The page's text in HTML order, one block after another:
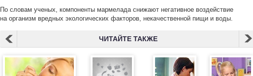
По словам ученых, компоненты мармелада снижают негативное воздействие
на организм вредных экологических факторов, некачественной пищи и воды.
ЧИТАЙТЕ ТАКЖЕ